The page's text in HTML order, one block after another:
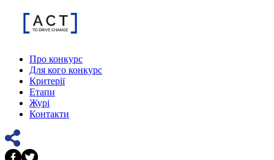
Про конкурс
Для кого конкурс
Критерії
Етапи
Журі
Контакти